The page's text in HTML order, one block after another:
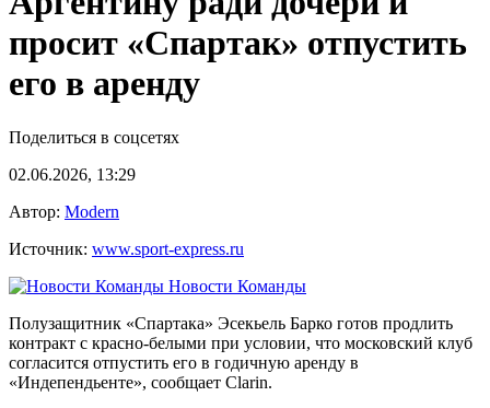
просит «Спартак» отпустить
его в аренду
Поделиться в соцсетях
02.06.2026, 13:29
Автор: Modern
Источник: www.sport-express.ru
Новости Команды
Полузащитник «Спартака» Эсекьель Барко готов продлить
контракт с красно-белыми при условии, что московский клуб
согласится отпустить его в годичную аренду в
«Индепендьенте», сообщает Clarin.